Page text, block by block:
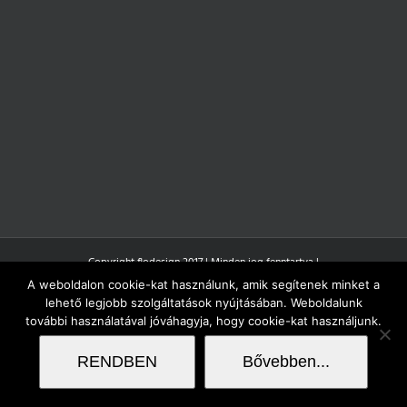
Copyright flodesign 2017 | Minden jog fenntartva |
A weboldalon cookie-kat használunk, amik segítenek minket a
lehető legjobb szolgáltatások nyújtásában. Weboldalunk
további használatával jóváhagyja, hogy cookie-kat használjunk.
RENDBEN Bővebben...